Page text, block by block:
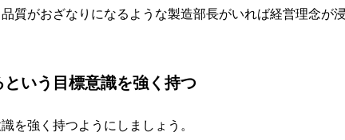
質がおざなりになるような製造部長がいれば経営理念が
いう目標意識を強く持つ
を強く持つようにしましょう。